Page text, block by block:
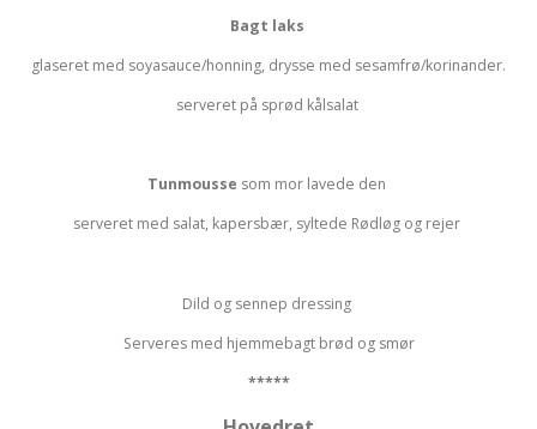
Bagt laks
glaseret med soyasauce/honning, drysse med sesamfrø/korinander.
serveret på sprød kålsalat
Tunmousse som mor lavede den
serveret med salat, kapersbær, syltede Rødløg og rejer
Dild og sennep dressing
Serveres med hjemmebagt brød og smør
*****